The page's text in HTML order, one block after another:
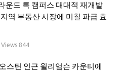
운드 록 캠퍼스 대대적 재개발
역 부동산 시장에 미칠 파급 효
Views 844
스틴 인근 윌리엄슨 카운티에